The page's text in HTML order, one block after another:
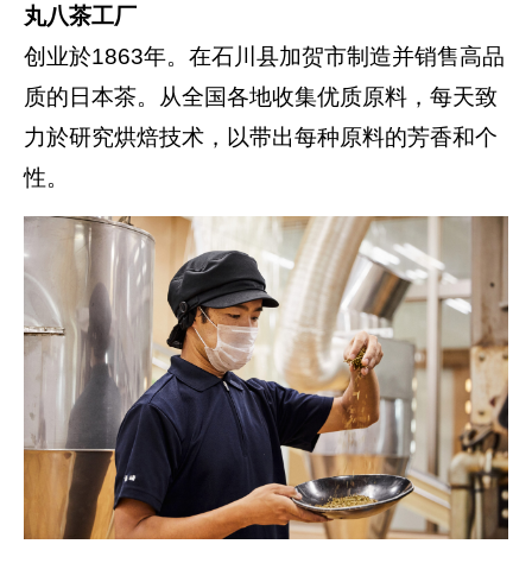
丸八茶工厂
创业於1863年。在石川县加贺市制造并销售高品
质的日本茶。从全国各地收集优质原料，每天致
力於研究烘焙技术，以带出每种原料的芳香和个
性。